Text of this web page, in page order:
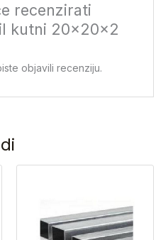
recenzirati
kutni 20x20x2
objavili recenziju.